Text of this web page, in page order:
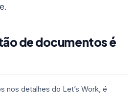
de documentos é
nos detalhes do Let’s Work, é